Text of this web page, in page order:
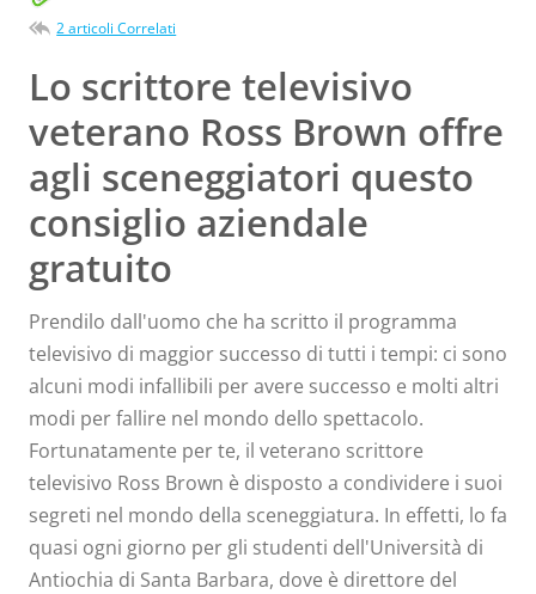
2 articoli Correlati
Lo scrittore televisivo
veterano Ross Brown offre
agli sceneggiatori questo
consiglio aziendale
gratuito
Prendilo dall'uomo che ha scritto il programma
televisivo di maggior successo di tutti i tempi: ci sono
alcuni modi infallibili per avere successo e molti altri
modi per fallire nel mondo dello spettacolo.
Fortunatamente per te, il veterano scrittore
televisivo Ross Brown è disposto a condividere i suoi
segreti nel mondo della sceneggiatura. In effetti, lo fa
quasi ogni giorno per gli studenti dell'Università di
Antiochia di Santa Barbara, dove è direttore del